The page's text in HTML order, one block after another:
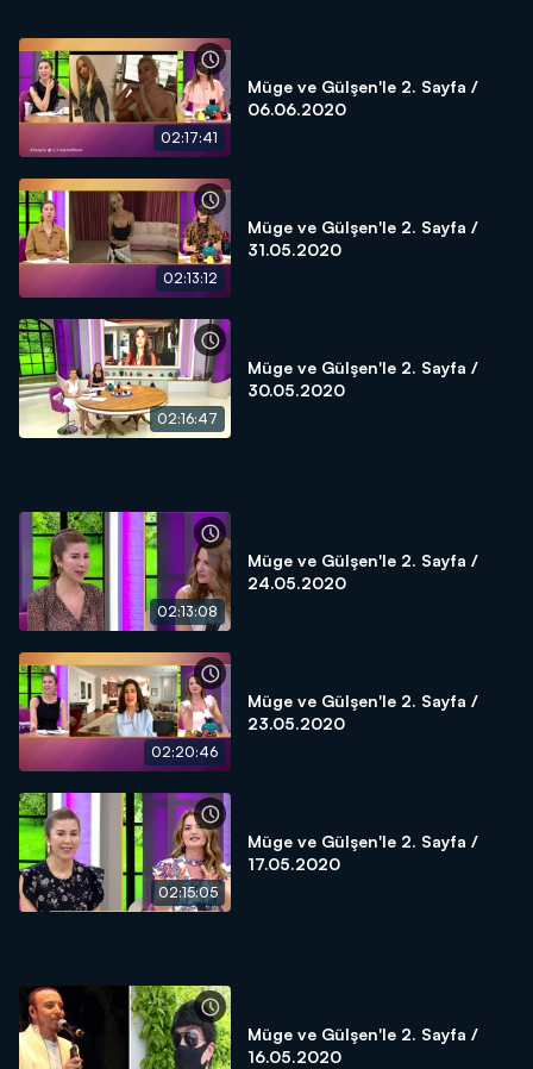
02:17:41
Müge ve Gülşen'le 2. Sayfa /
06.06.2020
02:13:12
Müge ve Gülşen'le 2. Sayfa /
31.05.2020
02:16:47
Müge ve Gülşen'le 2. Sayfa /
30.05.2020
02:13:08
Müge ve Gülşen'le 2. Sayfa /
24.05.2020
02:20:46
Müge ve Gülşen'le 2. Sayfa /
23.05.2020
02:15:05
Müge ve Gülşen'le 2. Sayfa /
17.05.2020
Müge ve Gülşen'le 2. Sayfa /
16.05.2020